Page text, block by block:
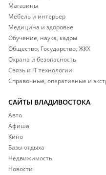
Магазины
Мебель и интерьер
Медицина и здоровье
Обучение, наука, кадры
Общество, Государство, ЖКХ
Охрана и безопасность
Связь и IT технологии
Справочные, оперативные и
САЙТЫ ВЛАДИВОСТОКА
Авто
Афиша
Кино
Базы отдыха
Недвижимость
Новости